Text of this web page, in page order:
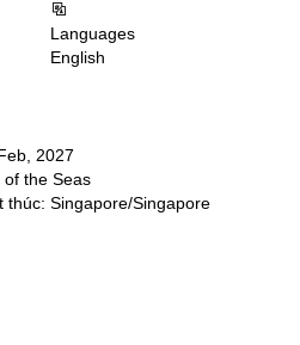
Languages
English
2027
of the Seas
Singapore/Singapore